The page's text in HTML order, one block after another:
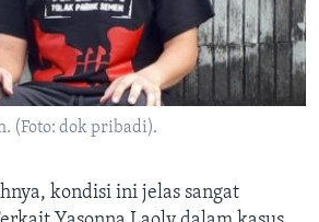
(Foto: dok pribadi).
kondisi ini jelas sangat